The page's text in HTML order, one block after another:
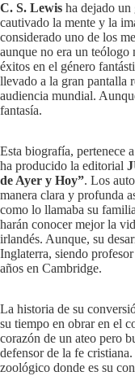
C. S. Lewis ha dejado un
cautivado la mente y la
considerado uno de los
aunque no era un teólogo
éxitos en el género
llevado a la gran pantalla
audiencia mundial.
fantasía.
Esta biografía, pertenece
ha producido la editorial
de Ayer y Hoy”. Los
manera clara y profunda
como lo llamaba su
harán conocer mejor la
irlandés. Aunque, su
Inglaterra, siendo
años en Cambridge.
La historia de su
su tiempo en obrar en el
corazón de un ateo pero
defensor de la fe
zoológico donde es su